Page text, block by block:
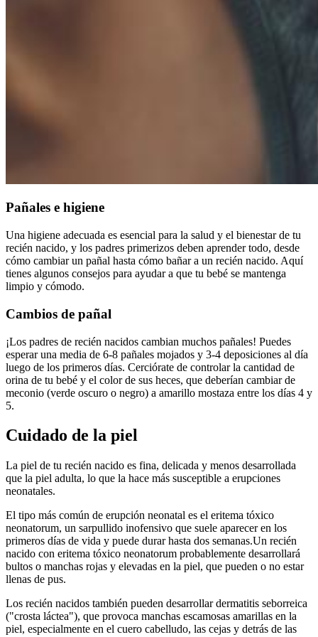
Pañales e higiene
Una higiene adecuada es esencial para la salud y el bienestar de tu
recién nacido, y los padres primerizos deben aprender todo, desde
cómo cambiar un pañal hasta cómo bañar a un recién nacido. Aquí
tienes algunos consejos para ayudar a que tu bebé se mantenga
limpio y cómodo.
Cambios de pañal
¡Los padres de recién nacidos cambian muchos pañales! Puedes
esperar una media de 6-8 pañales mojados y 3-4 deposiciones al día
luego de los primeros días. Cerciórate de controlar la cantidad de
orina de tu bebé y el color de sus heces, que deberían cambiar de
meconio (verde oscuro o negro) a amarillo mostaza entre los días 4 y
5.
Cuidado de la piel
La piel de tu recién nacido es fina, delicada y menos desarrollada
que la piel adulta, lo que la hace más susceptible a erupciones
neonatales.
El tipo más común de erupción neonatal es el eritema tóxico
neonatorum, un sarpullido inofensivo que suele aparecer en los
primeros días de vida y puede durar hasta dos semanas.Un recién
nacido con eritema tóxico neonatorum probablemente desarrollará
bultos o manchas rojas y elevadas en la piel, que pueden o no estar
llenas de pus.
Los recién nacidos también pueden desarrollar dermatitis seborreica
("crosta láctea"), que provoca manchas escamosas amarillas en la
piel, especialmente en el cuero cabelludo, las cejas y detrás de las